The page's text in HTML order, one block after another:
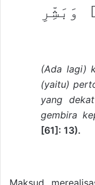
(Ada lagi)
(yaitu)
yang
gembira
[61]: 13).